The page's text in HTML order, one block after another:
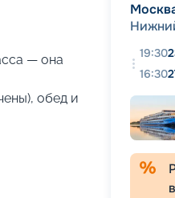
— она
обед и
19:30
16:30